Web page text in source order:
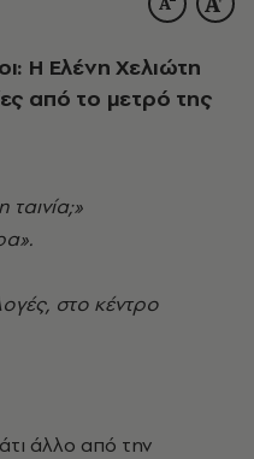
Η Ελένη Χελιώτη
από το μετρό της
ταινία;»
στο κέντρο
άλλο από την